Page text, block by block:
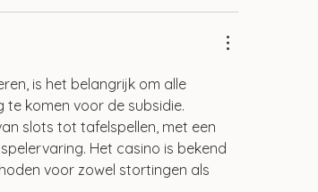
is het belangrijk om alle
komen voor de subsidie.
slots tot tafelspellen, met een
Het casino is bekend
voor zowel stortingen als